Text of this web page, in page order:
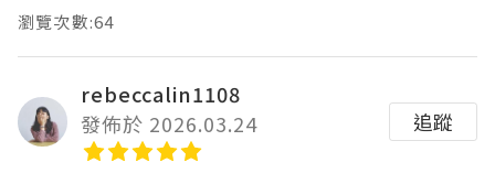
瀏覽次數:64
rebeccalin1108
發佈於 2026.03.24
追蹤